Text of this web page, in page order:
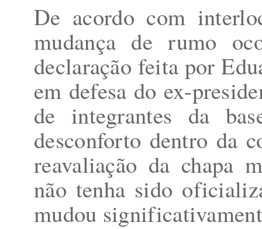
De acordo com
mudança de rumo
declaração feita por
em defesa do ex-
de integrantes da
desconforto dentro da
reavaliação da chapa
não tenha sido
mudou